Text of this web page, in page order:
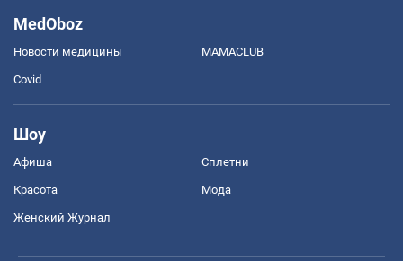
MedOboz
Новости медицины MAMACLUB
Covid
Шоу
Афиша Сплетни
Красота Мода
Женский Журнал